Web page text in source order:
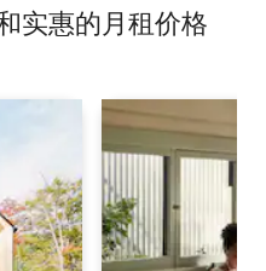
实惠的月租价格